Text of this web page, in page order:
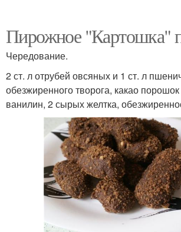
Пирожное "Картошка"
Чередование.
2 ст. л отрубей овсяных и 1 ст. л
обезжиренного творога, какао порошок
ванилин, 2 сырых желтка,